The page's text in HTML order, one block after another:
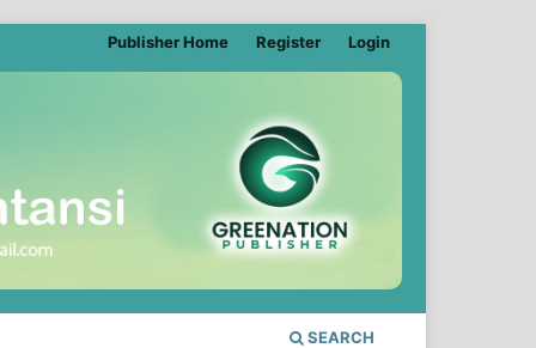
SEARCH
Publisher Home Register Login